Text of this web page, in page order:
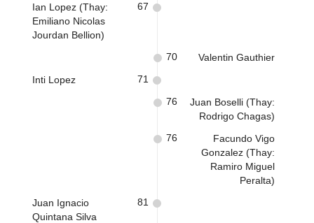
Ian Lopez (Thay:
Emiliano Nicolas
Jourdan Bellion)
67
Valentin Gauthier
70
Inti Lopez 71
Juan Boselli (Thay:
Rodrigo Chagas)
76
Facundo Vigo
Gonzalez (Thay:
Ramiro Miguel
Peralta)
76
Juan Ignacio
Quintana Silva
81